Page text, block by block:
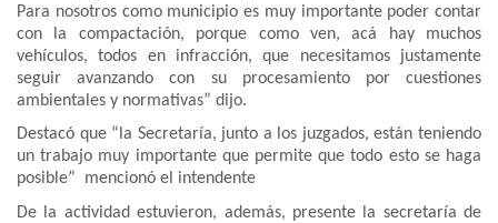
Para nosotros como municipio es muy importante poder contar
con la compactación, porque como ven, acá hay muchos
vehículos, todos en infracción, que necesitamos justamente
seguir avanzando con su procesamiento por cuestiones
ambientales y normativas” dijo.
Destacó que “la Secretaría, junto a los juzgados, están teniendo
un trabajo muy importante que permite que todo esto se haga
posible” mencionó el intendente
De la actividad estuvieron, además, presente la secretaría de